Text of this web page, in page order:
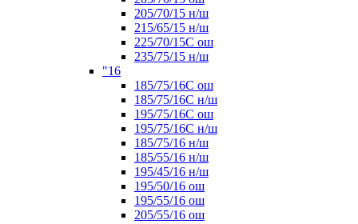
205/70/15 н/ш
215/65/15 н/ш
225/70/15С ош
235/75/15 н/ш
"16
185/75/16С ош
185/75/16С н/ш
195/75/16С ош
195/75/16С н/ш
185/75/16 н/ш
185/55/16 н/ш
195/45/16 н/ш
195/50/16 ош
195/55/16 ош
205/55/16 ош